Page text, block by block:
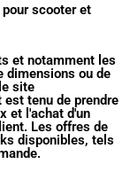
scooter et
et notamment les
ou de
site
tenu de prendre
et l'achat d'un
Les offres de
disponibles, tels